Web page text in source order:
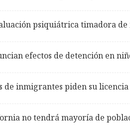
psiquiátrica timadora
efectos de detención en
de inmigrantes piden su
no tendrá mayoría de